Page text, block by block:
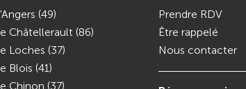
(49)
Châtellerault (86)
Loches (37)
Blois (41)
Chinon (37)
Prendre RDV
Être rappelé
Nous contacter